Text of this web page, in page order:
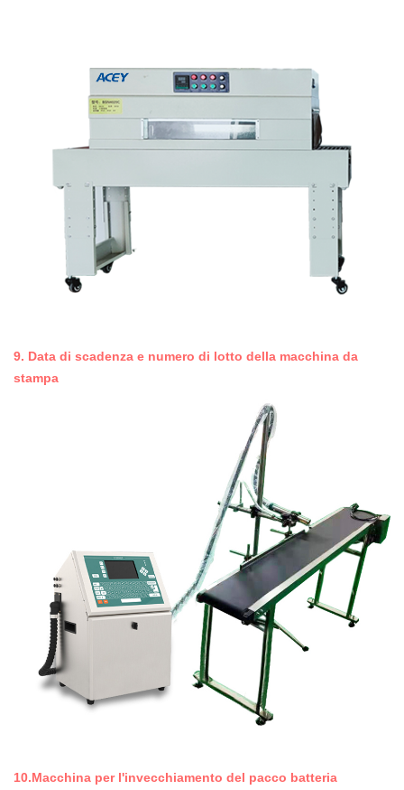
9. Data di scadenza e numero di lotto della macchina da
stampa
10.Macchina per l'invecchiamento del pacco batteria